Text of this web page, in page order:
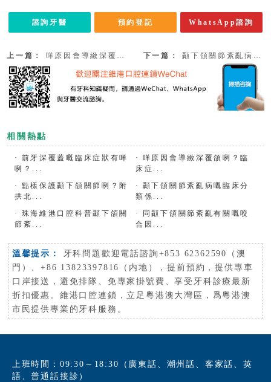
諮詢牙醫 預約登記 WhatsApp諮詢
上一篇： 咩原因會導緻深覆頜咧？臨床症狀係咩？附珠海箍牙收費2023 下一篇： 顳下頜關節紊亂病嘅臨床分類係咩咧？附珠海箍牙收費2023
相關熱點
·
前牙深覆蓋嘅臨床症狀有咩
咧？...
·
咩原因會導緻深覆頜咧？臨
床症...
·
點樣保護顳下頜關節咧？附
拱北...
·
顳下頜關節紊亂病嘅臨床分
類係...
·
珠海維港口腔科普顳下頜關
節紊...
·
同顳下頜關節紊亂有關嘅咬
合因...
溫馨提示：
牙科問題歡迎電話諮詢+853 62362590（澳
門）、+86 13823397816（内地），提前預約，提供專車
口岸接送，避免排隊、免專家掛號費、享受牙科診療最新
折扣優惠。維港口腔連鎖，立足粵港澳大灣區，爲粵港澳
市民提供專業的牙科服務。
上班時間：09:30～18:30（廣東話、潮州話、客家話、英
語、普通話接診）